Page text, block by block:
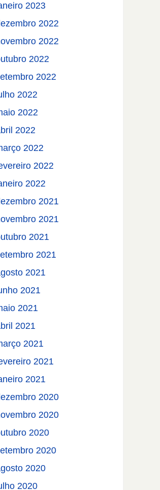
2023
2022
2022
2022
2022
2022
2022
2022
2022
2022
2022
2021
2021
2021
2021
2021
2021
2021
2021
2021
2021
2021
2020
2020
2020
2020
2020
2020